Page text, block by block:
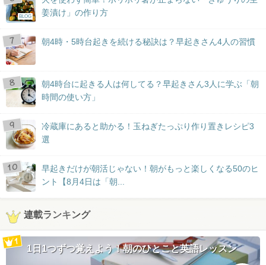
BLOG
姜漬け」の作り方
朝4時・5時台起きを続ける秘訣は？早起きさん4人の習慣
朝4時台に起きる人は何してる？早起きさん3人に学ぶ「朝
時間の使い方」
冷蔵庫にあると助かる！玉ねぎたっぷり作り置きレシピ3
選
早起きだけが朝活じゃない！朝がもっと楽しくなる50のヒ
ント【8月4日は「朝...
連載ランキング
1日1つずつ覚えよう！朝のひとこと英語レッスン